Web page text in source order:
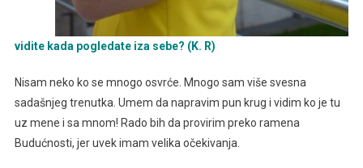
vidite kada pogledate iza sebe? (K. R)
Nisam neko ko se mnogo osvrće. Mnogo sam više svesna
sadašnjeg trenutka. Umem da napravim pun krug i vidim ko je tu
uz mene i sa mnom! Rado bih da provirim preko ramena
Budućnosti, jer uvek imam velika očekivanja.